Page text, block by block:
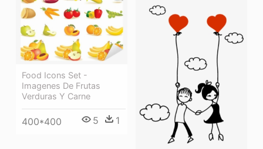
Food Icons Set -
Imagenes De Frutas
Verduras Y Carne
400*400 5 1